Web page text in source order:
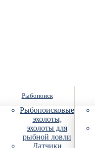
Рыбопоиск
Рыбопоисковые
эхолоты,
эхолоты для
рыбной ловли
Датчики